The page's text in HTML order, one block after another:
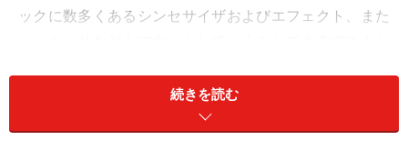
ックに数多くあるシンセサイザおよびエフェクト、また
続きを読む